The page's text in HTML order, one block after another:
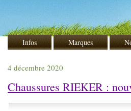
Infos Marques
4 décembre 2020
Chaussures RIEKER :